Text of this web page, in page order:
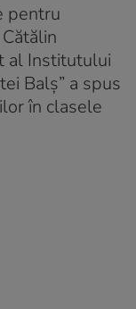
pentru
al Institutului
Balș” a spus
în clasele